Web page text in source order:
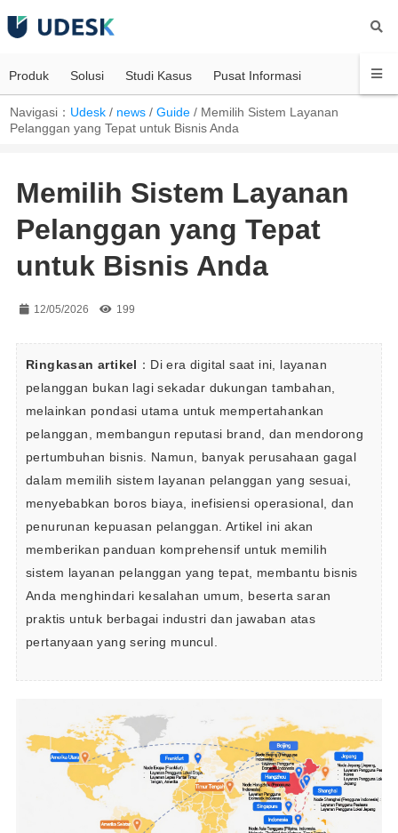
Produk Solusi Studi Kasus Pusat Informasi
Navigasi： Udesk / news /Guide / Memilih Sistem Layanan
Pelanggan yang Tepat untuk Bisnis Anda
Memilih Sistem Layanan
Pelanggan yang Tepat
untuk Bisnis Anda
12/05/2026 199
Ringkasan artikel ：Di era digital saat ini, layanan
pelanggan bukan lagi sekadar dukungan tambahan,
melainkan pondasi utama untuk mempertahankan
pelanggan, membangun reputasi brand, dan mendorong
pertumbuhan bisnis. Namun, banyak perusahaan gagal
dalam memilih sistem layanan pelanggan yang sesuai,
menyebabkan boros biaya, inefisiensi operasional, dan
penurunan kepuasan pelanggan. Artikel ini akan
memberikan panduan komprehensif untuk memilih
sistem layanan pelanggan yang tepat, membantu bisnis
Anda menghindari kesalahan umum, beserta saran
praktis untuk berbagai industri dan jawaban atas
pertanyaan yang sering muncul.